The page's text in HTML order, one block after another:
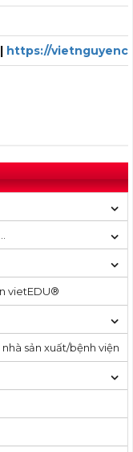
https://
vietEDU®
sản xuất/bệnh viện